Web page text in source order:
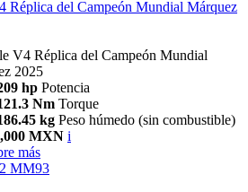
Réplica del Campeón Mundial Márquez
V4 Réplica del Campeón Mundial
2025
hp Potencia
Nm Torque
kg Peso húmedo (sin combustible)
MXN i
más
MM93